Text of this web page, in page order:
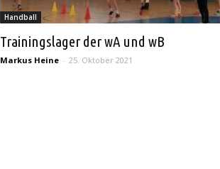
Handball
Trainingslager der wA und wB
Markus Heine - 25. Oktober 2021